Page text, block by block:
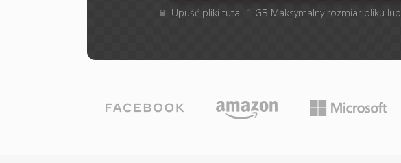
Upuść pliki tutaj. 1 GB Maksymalny rozmiar pliku lub